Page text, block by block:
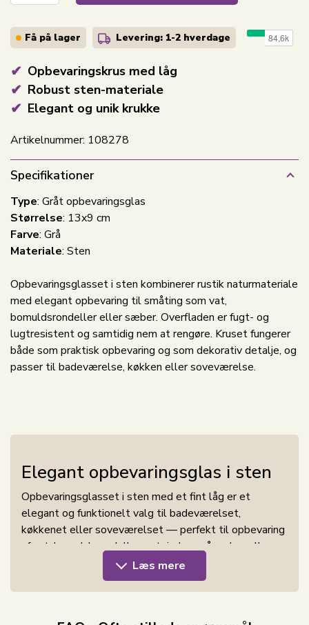
Opbevaringskrus med låg
Robust sten-materiale
Elegant og unik krukke
Få på lager Levering: 1-2 hverdage
Artikelnummer: 108278
Specifikationer
Type: Gråt opbevaringsglas
Størrelse: 13x9 cm
Farve: Grå
Materiale: Sten
Opbevaringsglasset i sten kombinerer rustik naturmateriale
med elegant opbevaring til småting som vat,
bomuldsrondeller eller sæber. Overfladen er fugt- og
lugtresistent og samtidig nem at rengøre. Kruset fungerer
både som praktisk opbevaring og som dekorativ detalje, og
passer til badeværelse, køkken eller soveværelse.
Elegant opbevaringsglas i sten
Opbevaringsglasset i sten med et fint låg er et
elegant og funktionelt valg til badeværelset,
køkkenet eller soveværelset — perfekt til opbevaring
af vat, bomuldsrondeller, vatpinde, små sæber eller
andre småting, som du gerne vil have samlet og
stilfuldt gemt. Den naturlige stenstruktur giver
glasset et råt, luksuriøst og rustikt look, der skaber
Læs mere